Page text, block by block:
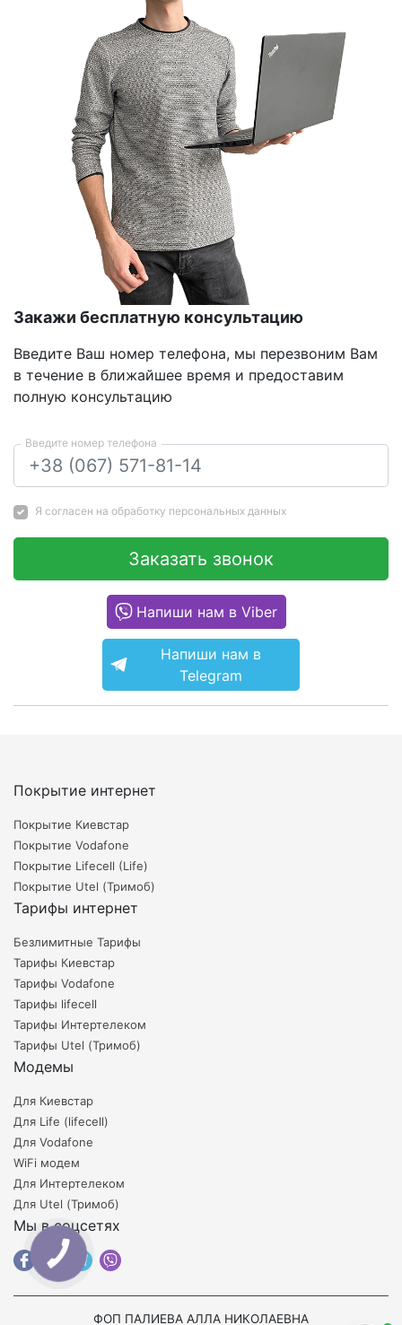
Закажи бесплатную консультацию
Введите Ваш номер телефона, мы перезвоним Вам
в течение в ближайшее время и предоставим
полную консультацию
Введите номер телефона
Я согласен на обработку персональных данных
Заказать звонок
Напиши нам в Viber
Напиши нам в
Telegram
Покрытие интернет
Покрытие Киевстар
Покрытие Vodafone
Покрытие Lifecell (Life)
Покрытие Utel (Тримоб)
Тарифы интернет
Безлимитные Тарифы
Тарифы Киевстар
Тарифы Vodafone
Тарифы lifecell
Тарифы Интертелеком
Тарифы Utel (Тримоб)
Модемы
Для Киевстар
Для Life (lifecell)
Для Vodafone
WiFi модем
Для Интертелеком
Для Utel (Тримоб)
Мы в соцсетях
ФОП ПАЛИЕВА АЛЛА НИКОЛАЕВНА